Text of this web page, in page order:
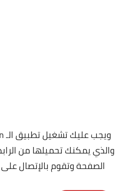
والذي يمكنك تحميلها من
الصفحة وتقوم بالإتصال